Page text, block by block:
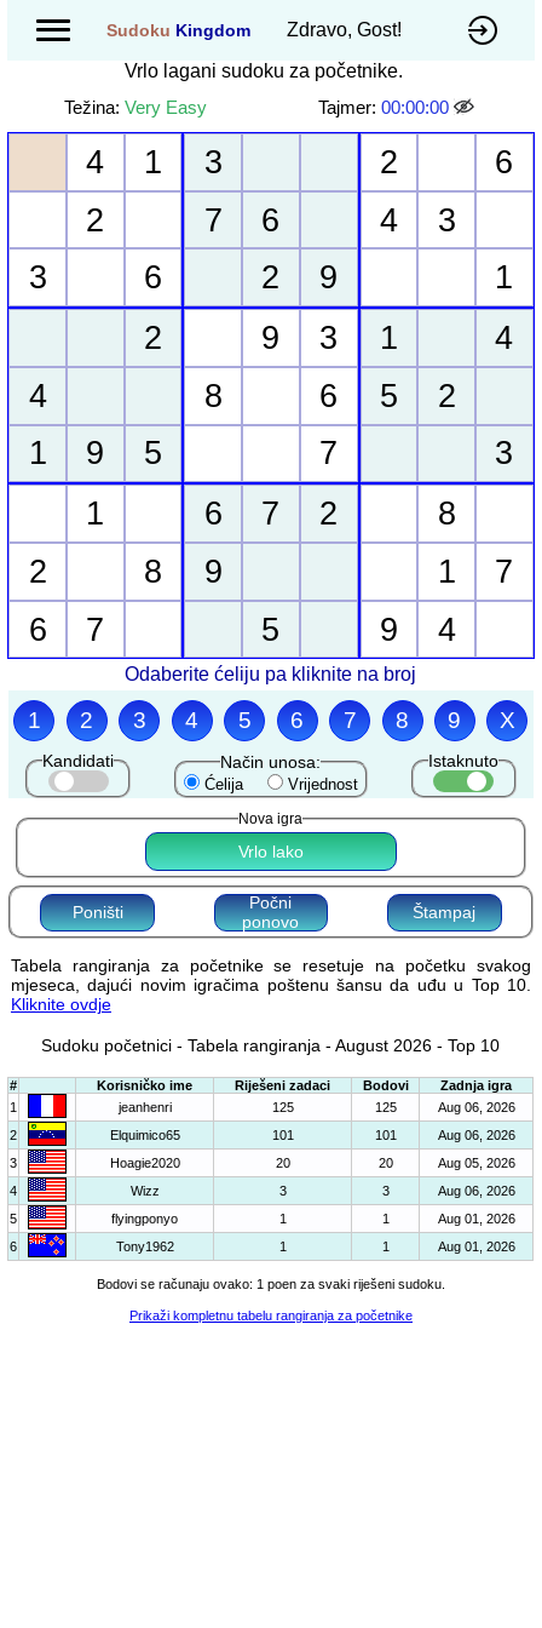
Sudoku Kingdom
Zdravo, Gost!
Vrlo lagani sudoku za početnike.
Poništi
Počni
ponovo
Štampaj
Težina: Very Easy Tajmer: 00:00:00
4
1
2
3
6
3
7
6
2
9
2
6
4
3
1
2
4
1
9 5
9
3
8
6
7
1
4
5
2
3
1
2
8
6
7
6 7
2
9
5
8
1
7
9
4
Odaberite ćeliju pa kliknite na broj
1 2 3 4 5 6 7 8 9 X
Kandidati Način unosa:
Ćelija Vrijednost
Istaknuto
Nova igra
Vrlo lako
Tabela rangiranja za početnike se resetuje na početku svakog
mjeseca, dajući novim igračima poštenu šansu da uđu u Top 10.
Kliknite ovdje
Sudoku početnici - Tabela rangiranja - August 2026 - Top 10
# Korisničko ime Riješeni zadaci Bodovi
Zadnja igra
1
jeanhenri 125 125
Aug 06, 2026
2
Elquimico65 101 101
Aug 06, 2026
3
Hoagie2020 20 20
Aug 05, 2026
4
Wizz 3 3
Aug 06, 2026
5
flyingponyo 1 1
Aug 01, 2026
6
Tony1962 1 1 Aug 01, 2026
Bodovi se računaju ovako: 1 poen za svaki riješeni sudoku.
Prikaži kompletnu tabelu rangiranja za početnike